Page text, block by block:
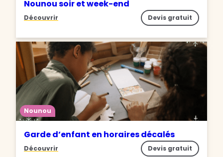
Nounou soir et week-end
Découvrir Devis gratuit
Nounou
Garde d’enfant en horaires décalés
Découvrir Devis gratuit